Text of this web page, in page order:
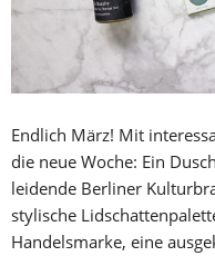
Endlich März! Mit
die neue Woche: Ein
leidende Berliner
stylische
Handelsmarke, eine